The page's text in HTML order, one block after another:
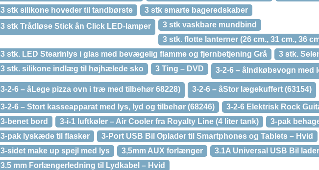
3 stk silikone hoveder til tandbørste
3 stk smarte bageredskaber
3 stk Trådløse Stick ân Click LED-lamper
3 stk vaskbare mundbind
3 stk. flotte lanterner (26 cm., 31 cm., 36
3 stk. LED Stearinlys i glas med bevægelig flamme og fjernbetjening Grå
3 stk.
3 stk. silikone indlæg til højhælede sko
3 Ting – DVD 3-2-6 – âIndkøbsvogn med
3-2-6 – âLege pizza ovn i træ med tilbehør 68228) 3-2-6 – âStor lægekuffert (63154)
3-2-6 – Stort kasseapparat med lys, lyd og tilbehør (68246)
3-2-6 Elektrisk Rock
3-benet bord
3-i-1 luftkøler – Air Cooler fra Royalty Line (4 liter tank)
3-pak
3-pak lyskæde til flasker
3-Port USB Bil Oplader til Smartphones og Tablets – Hvid
3-sidet make up spejl med lys
3,5mm AUX forlænger
3.1A Universal USB Bil
3.5 mm Forlængerledning til Lydkabel – Hvid